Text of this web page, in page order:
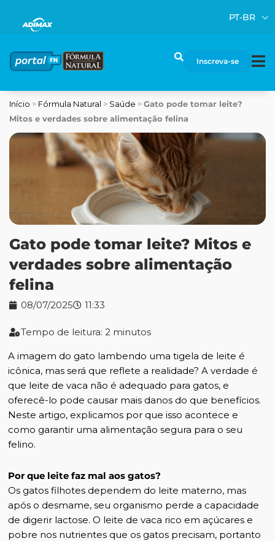
conteúdo
PT-BR
Inscreva-se
Pesquisar
Início > Fórmula Natural > Saúde > Gato pode tomar leite?
Mitos e verdades sobre alimentação felina
Gato pode tomar leite? Mitos e
verdades sobre alimentação
felina
08/07/2025 11:33
Tempo de leitura: 2 minutos
A imagem do gato lambendo uma tigela de leite é
icônica, mas será que reflete a realidade? A verdade é
que leite de vaca não é adequado para gatos, e
oferecê-lo pode causar mais danos do que benefícios.
Neste artigo, explicamos por que isso acontece e
como garantir uma alimentação segura para o seu
felino.
Por que leite faz mal aos gatos?
Os gatos filhotes dependem do leite materno, mas
após o desmame, seu organismo perde a capacidade
de digerir lactose. O leite de vaca rico em açúcares e
pobre nos nutrientes que os gatos precisam, portanto